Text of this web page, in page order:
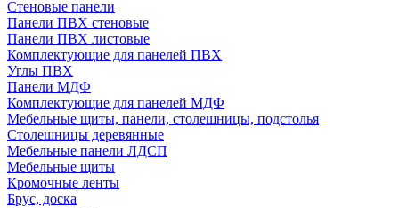
Стеновые панели
Панели ПВХ стеновые
Панели ПВХ листовые
Комплектующие для панелей ПВХ
Углы ПВХ
Панели МДФ
Комплектующие для панелей МДФ
Мебельные щиты, панели, столешницы, подстолья
Столешницы деревянные
Мебельные панели ЛДСП
Мебельные щиты
Кромочные ленты
Брус, доска